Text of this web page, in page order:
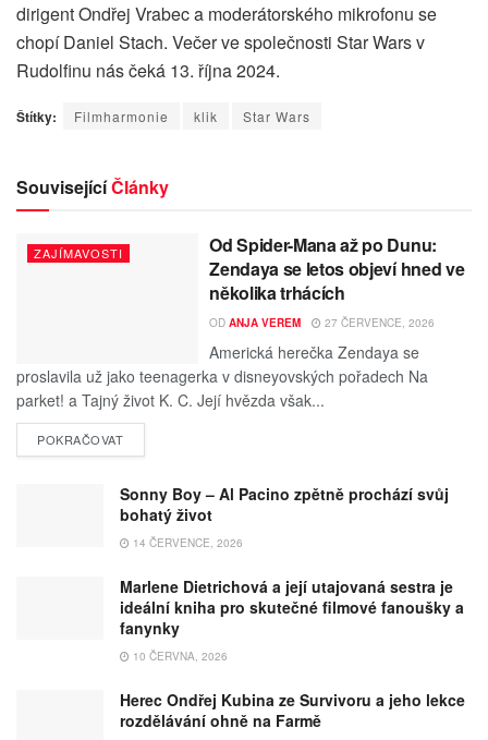
dirigent Ondřej Vrabec a moderátorského mikrofonu se
chopí Daniel Stach. Večer ve společnosti Star Wars v
Rudolfinu nás čeká 13. října 2024.
Štítky: Filmharmonie klik Star Wars
SouvisejícíČlánky
ZAJÍMAVOSTI
Od Spider-Mana až po Dunu:
Zendaya se letos objeví hned ve
několika trhácích
OD ANJA VEREM 27 ČERVENCE, 2026
Americká herečka Zendaya se
proslavila už jako teenagerka v disneyovských pořadech Na
parket! a Tajný život K. C. Její hvězda však...
POKRAČOVAT
Sonny Boy – Al Pacino zpětně prochází svůj
bohatý život
14 ČERVENCE, 2026
Marlene Dietrichová a její utajovaná sestra je
ideální kniha pro skutečné filmové fanoušky a
fanynky
10 ČERVNA, 2026
Herec Ondřej Kubina ze Survivoru a jeho lekce
rozdělávání ohně na Farmě